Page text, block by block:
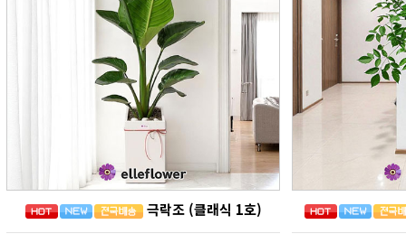
극락조 (클래식 1호)